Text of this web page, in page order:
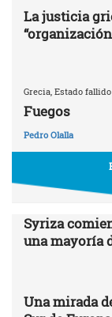
La justicia
Grecia, Estado fallido
Fuegos
Pedro Olalla
Syriza
una mayoría
Una mirada